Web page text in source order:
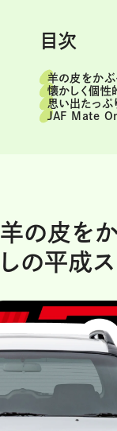
目次
羊の皮をかぶ
懐かしく個性
思い出たっ
JAF Mate
羊の皮を
しの平成